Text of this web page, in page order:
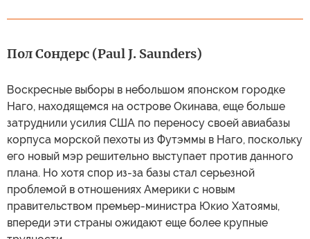
Пол Сондерс (Paul J. Saunders)
Воскресные выборы в небольшом японском городке
Наго, находящемся на острове Окинава, еще больше
затруднили усилия США по переносу своей авиабазы
корпуса морской пехоты из Футэммы в Наго, поскольку
его новый мэр решительно выступает против данного
плана. Но хотя спор из-за базы стал серьезной
проблемой в отношениях Америки с новым
правительством премьер-министра Юкио Хатоямы,
впереди эти страны ожидают еще более крупные